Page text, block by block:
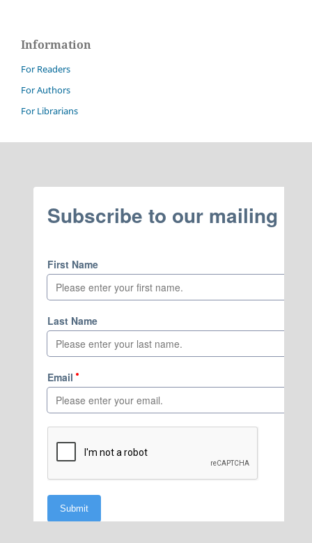
Information
For Readers
For Authors
For Librarians